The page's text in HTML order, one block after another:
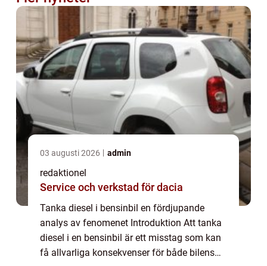
03 augusti 2026 admin
redaktionel
Service och verkstad för dacia
Tanka diesel i bensinbil en fördjupande
analys av fenomenet Introduktion Att tanka
diesel i en bensinbil är ett misstag som kan
få allvarliga konsekvenser för både bilens